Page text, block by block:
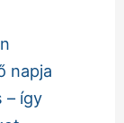
napja
– így